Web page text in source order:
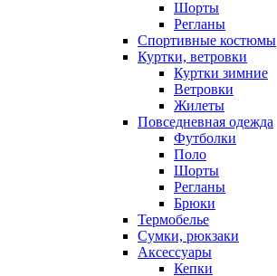
Шорты
Регланы
Спортивные костюмы
Куртки, ветровки
Куртки зимние
Ветровки
Жилеты
Повседневная одежда
Футболки
Поло
Шорты
Регланы
Брюки
Термобелье
Сумки, рюкзаки
Аксессуары
Кепки